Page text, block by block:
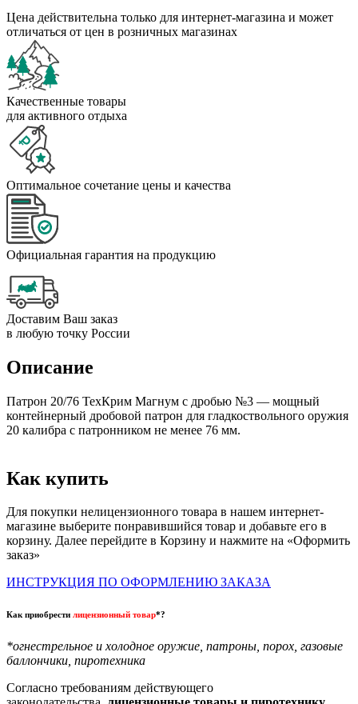
Цена действительна только для интернет-магазина и может
отличаться от цен в розничных магазинах
Качественные товары
для активного отдыха
Оптимальное сочетание цены и качества
Официальная гарантия на продукцию
Доставим Ваш заказ
в любую точку России
Описание
Патрон 20/76 ТехКрим Магнум с дробью №3 — мощный
контейнерный дробовой патрон для гладкоствольного оружия
20 калибра с патронником не менее 76 мм.
Как купить
Для покупки нелицензионного товара в нашем интернет-
магазине выберите понравившийся товар и добавьте его в
корзину. Далее перейдите в Корзину и нажмите на «Оформить
заказ»
ИНСТРУКЦИЯ ПО ОФОРМЛЕНИЮ ЗАКАЗА
Как приобрести лицензионный товар*?
*огнестрельное и холодное оружие, патроны, порох, газовые
баллончики, пиротехника
Согласно требованиям действующего